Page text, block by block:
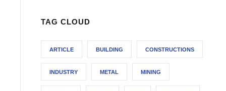
TAG CLOUD
ARTICLE BUILDING CONSTRUCTIONS
INDUSTRY METAL MINING